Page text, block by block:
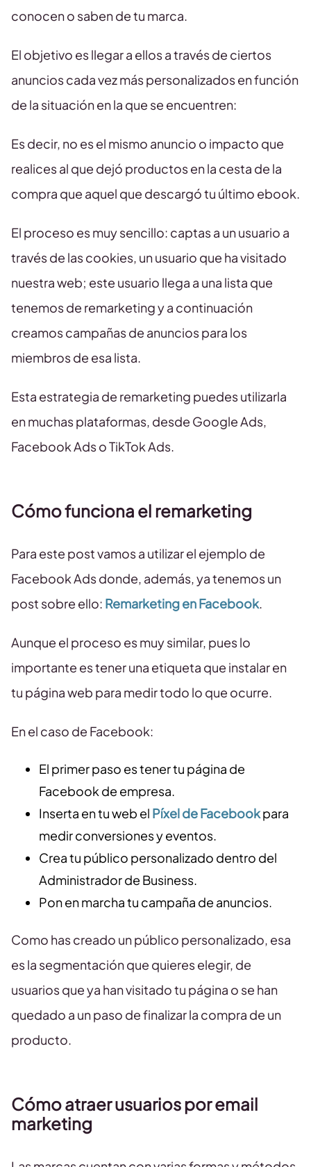
conocen o saben de tu marca.
El objetivo es llegar a ellos a través de ciertos
anuncios cada vez más personalizados en función
de la situación en la que se encuentren:
Es decir, no es el mismo anuncio o impacto que
realices al que dejó productos en la cesta de la
compra que aquel que descargó tu último ebook.
El proceso es muy sencillo: captas a un usuario a
través de las cookies, un usuario que ha visitado
nuestra web; este usuario llega a una lista que
tenemos de remarketing y a continuación
creamos campañas de anuncios para los
miembros de esa lista.
Esta estrategia de remarketing puedes utilizarla
en muchas plataformas, desde Google Ads,
Facebook Ads o TikTok Ads.
Cómo funciona el remarketing
Para este post vamos a utilizar el ejemplo de
Facebook Ads donde, además, ya tenemos un
post sobre ello: Remarketing en Facebook.
Aunque el proceso es muy similar, pues lo
importante es tener una etiqueta que instalar en
tu página web para medir todo lo que ocurre.
En el caso de Facebook:
El primer paso es tener tu página de
Facebook de empresa.
Inserta en tu web el Píxel de Facebookpara
medir conversiones y eventos.
Crea tu público personalizado dentro del
Administrador de Business.
Pon en marcha tu campaña de anuncios.
Como has creado un público personalizado, esa
es la segmentación que quieres elegir, de
usuarios que ya han visitado tu página o se han
quedado a un paso de finalizar la compra de un
producto.
Cómo atraer usuarios por email
marketing